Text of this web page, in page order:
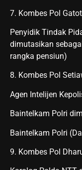
7. Kombes Pol
Penyidik Tindak
dimutasikan
rangka pensiun)
8. Kombes Pol
Agen Intelijen
Baintelkam Polri
Baintelkam Polri
9. Kombes Pol